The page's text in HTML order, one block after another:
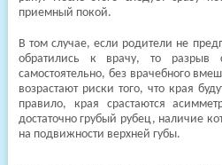
приемный покой.
В том случае, если родители не
обратились к врачу, то разрыв
самостоятельно, без врачебного
возрастают риски того, что края
правило, края срастаются
достаточно грубый рубец, наличие
на подвижности верхней губы.